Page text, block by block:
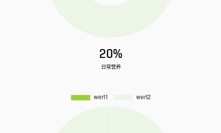
20%
日常营养